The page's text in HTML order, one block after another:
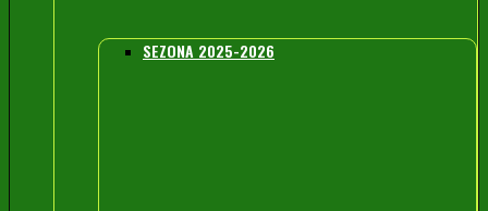
SEZONA 2025-2026